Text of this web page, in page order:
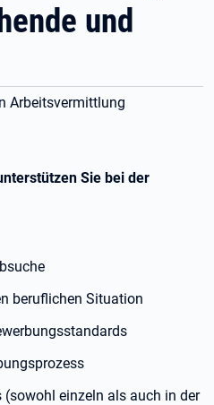
und
Arbeitsvermittlung
Sie bei der
beruflichen Situation
einzeln als auch in der